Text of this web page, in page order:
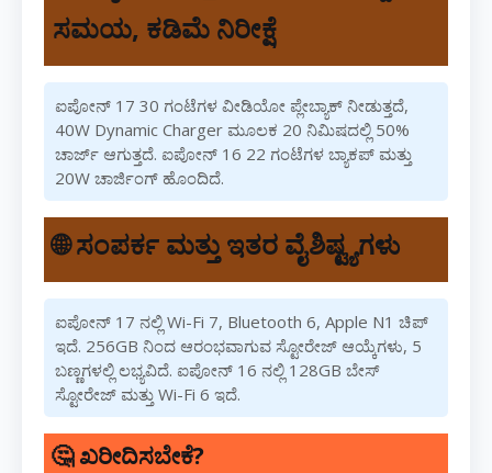
ಸಮಯ, ಕಡಿಮೆ ನಿರೀಕ್ಷೆ
ಐಪೋನ್ 17 30 ಗಂಟೆಗಳ ವೀಡಿಯೋ ಪ್ಲೇಬ್ಯಾಕ್ ನೀಡುತ್ತದೆ,
40W Dynamic Charger ಮೂಲಕ 20 ನಿಮಿಷದಲ್ಲಿ 50%
ಚಾರ್ಜ್ ಆಗುತ್ತದೆ. ಐಪೋನ್ 16 22 ಗಂಟೆಗಳ ಬ್ಯಾಕಪ್ ಮತ್ತು
20W ಚಾರ್ಜಿಂಗ್ ಹೊಂದಿದೆ.
🌐 ಸಂಪರ್ಕ ಮತ್ತು ಇತರ ವೈಶಿಷ್ಟ್ಯಗಳು
ಐಪೋನ್ 17 ನಲ್ಲಿ Wi-Fi 7, Bluetooth 6, Apple N1 ಚಿಪ್
ಇದೆ. 256GB ನಿಂದ ಆರಂಭವಾಗುವ ಸ್ಟೋರೇಜ್ ಆಯ್ಕೆಗಳು, 5
ಬಣ್ಣಗಳಲ್ಲಿ ಲಭ್ಯವಿದೆ. ಐಪೋನ್ 16 ನಲ್ಲಿ 128GB ಬೇಸ್
ಸ್ಟೋರೇಜ್ ಮತ್ತು Wi-Fi 6 ಇದೆ.
🤔 ಖರೀದಿಸಬೇಕೆ?